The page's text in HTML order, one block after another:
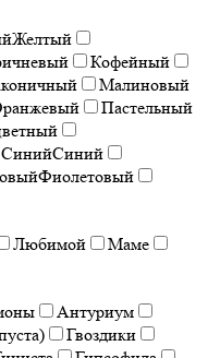
Желтый
Кофейный
Малиновый
Пастельный
СинийСиний
Фиолетовый
Любимой
Маме
Антуриум
Гвоздики